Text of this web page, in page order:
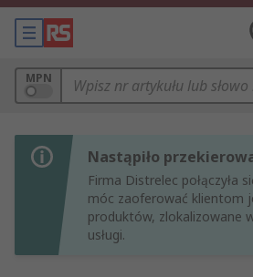
MPN
Nastąpiło
Firma Distrelec połączyła
móc zaoferować klientom
produktów, zlokalizowane
usługi.